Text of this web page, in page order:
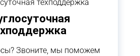
Звоните, мы поможем